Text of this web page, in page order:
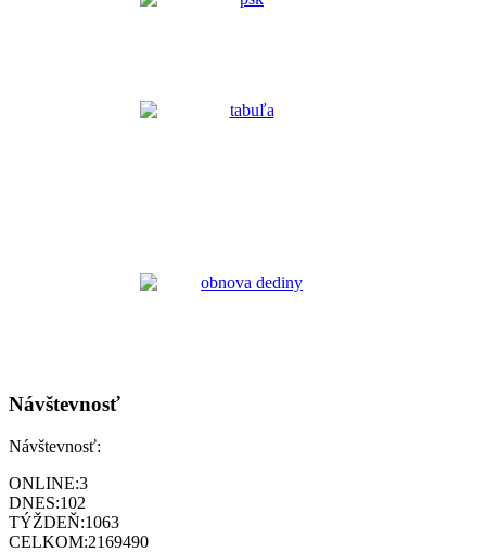
Návštevnosť
Návštevnosť:
ONLINE:3
DNES:102
TÝŽDEŇ:1063
CELKOM:2169490